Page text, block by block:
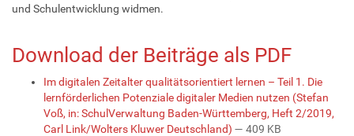
und Schulentwicklung widmen.
Download der Beiträge als PDF
Im digitalen Zeitalter qualitätsorientiert lernen – Teil 1. Die
lernförderlichen Potenziale digitaler Medien nutzen (Stefan
Voß, in: SchulVerwaltung Baden-Württemberg, Heft 2/2019,
Carl Link/Wolters Kluwer Deutschland) — 409 KB